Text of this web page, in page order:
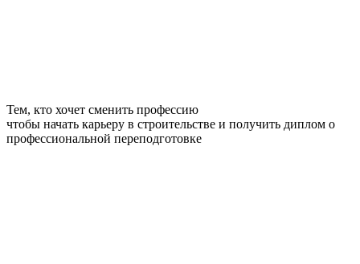
Тем, кто хочет сменить профессию
чтобы начать карьеру в строительстве и получить диплом о
профессиональной переподготовке